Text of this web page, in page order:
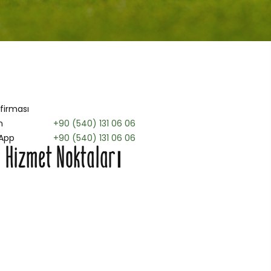
+90 (540) 131 06 06
+90 (540) 131 06 06
Noktaları